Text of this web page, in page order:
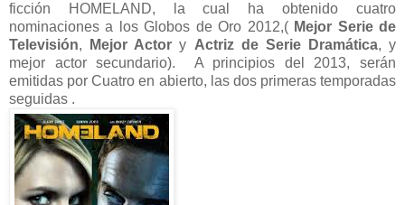
ficción HOMELAND, la cual ha obtenido cuatro
nominaciones a los Globos de Oro 2012,( Mejor Serie de
Televisión, Mejor Actor y Actriz de Serie Dramática, y
mejor actor secundario). A principios del 2013, serán
emitidas por Cuatro en abierto, las dos primeras temporadas
seguidas .